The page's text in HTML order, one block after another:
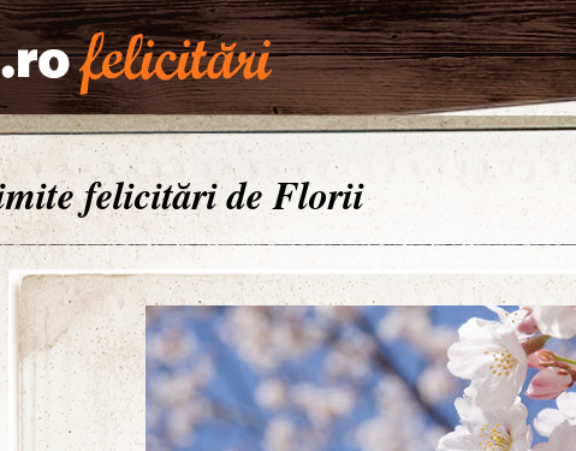
felicitări de Florii